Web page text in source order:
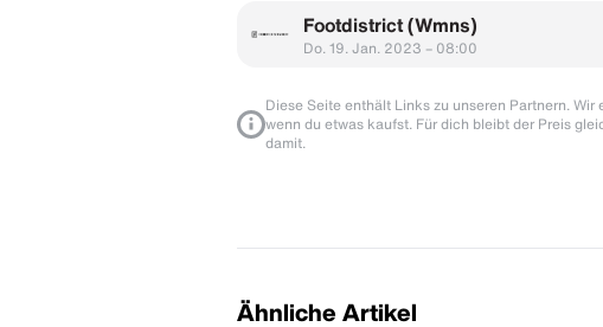
Footdistrict (Wmns)
Do. 19. Jan. 2023 – 08:00
Diese Seite enthält Links zu unseren Partnern. Wir
wenn du etwas kaufst. Für dich bleibt der Preis
damit.
Ähnliche Artikel